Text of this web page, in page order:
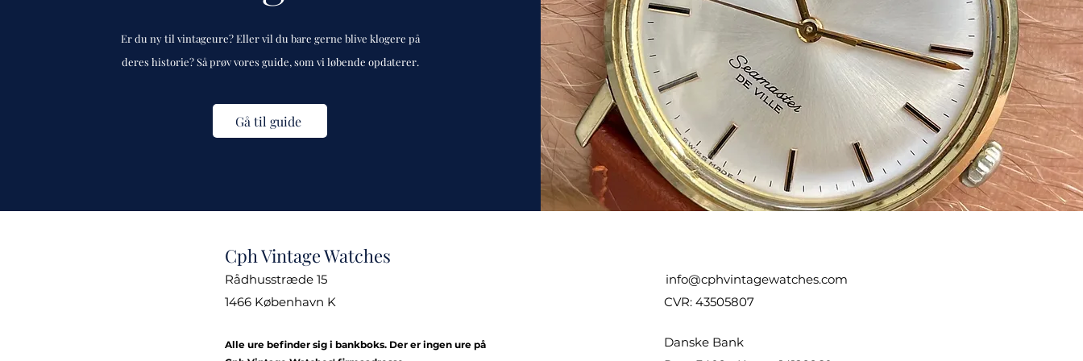
Er du ny til vintageure? Eller vil du bare gerne blive klogere på
deres historie? Så prøv vores guide, som vi løbende opdaterer.
Gå til guide
Cph Vintage Watches
Rådhusstræde 15
1466 København K
Alle ure befinder sig i bankboks. Der er ingen ure på
info@cphvintagewatches.com
CVR: 43505807
Danske Bank